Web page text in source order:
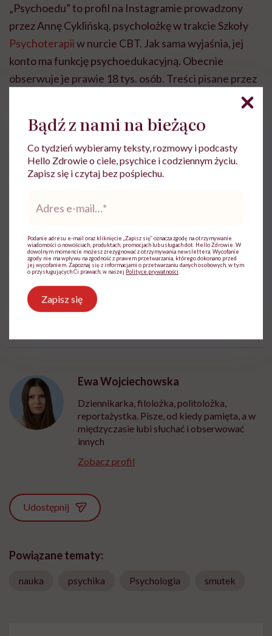
„Psychoedu” to profil na Instagramie prowadzony
przez Annę Cyklińską, psycholożkę w trakcie Szkoły
Psychoterapiiw nurcie CBT. Jak sama wyjaśnia, jej
konto ma funkcję psychoedukacyjną. Obecnie
obserwuje je prawie 18 tys. osób. Treści pisane przez
Psycholog
wymagana jest zgoda na pliki cookie.
Ewa Wojciechowska
Dziennikarka, filolożka, politolożka,
reportażystka. Pisze, od kiedy pamięta, a w
międzyczasie lubi słuchać i obserwować
innych
Zobacz profil
Udostępnij
Powiązane tematy:
nauka psychika Psychologia smutek
Bądź z nami na bieżąco
Co tydzień wybieramy teksty, rozmowy i podcasty
Hello Zdrowie o ciele, psychice i codziennym życiu.
Zapisz się i czytaj bez pośpiechu.
*
Podanie adresu e-mail oraz kliknięcie „Zapisz się” oznacza zgodę na otrzymywanie
wiadomości o nowościach, produktach, promocjach lub usługach dot. Hello Zdrowie. W
dowolnym momencie możesz zrezygnować z otrzymywania newslettera. Wycofanie
zgody nie ma wpływu na zgodność z prawem przetwarzania, którego dokonano przed
jej wycofaniem. Zapoznaj się z informacjami o przetwarzaniu danych osobowych, w tym
o przysługujących Ci prawach, w naszej Polityce prywatności
Zapisz się